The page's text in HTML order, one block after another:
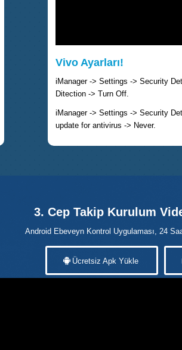
Vivo Ayarları!
iManager -> Settings -> Security
Ditection -> Turn Off.
iManager -> Settings -> Security
update for antivirus -> Never.
3. Cep Takip Kurulum
Android Ebeveyn Kontrol Uygulaması, 24
Ücretsiz Apk Yükle